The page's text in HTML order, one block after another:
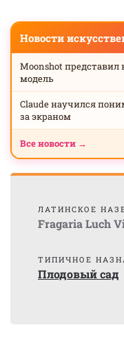
Новости
Moonshot
модель
Claude научился
за экраном
Все новости →
ЛАТИНСКОЕ
Fragaria Luch
ТИПИЧНОЕ
Плодовый сад